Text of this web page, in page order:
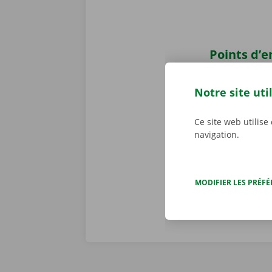
Points
points
pouvez sans
Service Shop
Notre site
Ce site web
navigation.
MODIFIER LES